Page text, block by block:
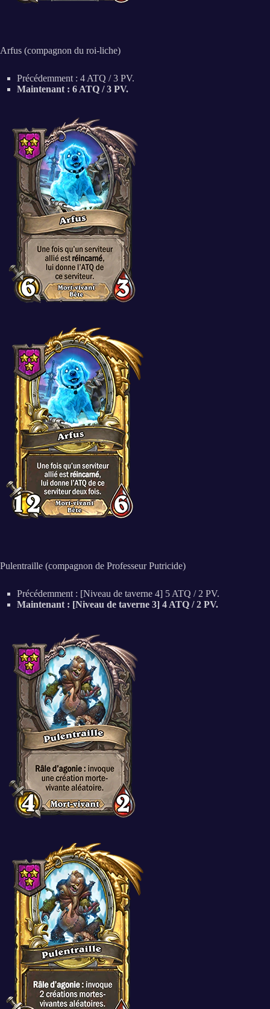
Arfus (compagnon du roi-liche)
Précédemment : 4 ATQ / 3 PV.
Maintenant : 6 ATQ / 3 PV.
Pulentraille (compagnon de Professeur Putricide)
Précédemment : [Niveau de taverne 4] 5 ATQ / 2 PV.
Maintenant : [Niveau de taverne 3] 4 ATQ / 2 PV.